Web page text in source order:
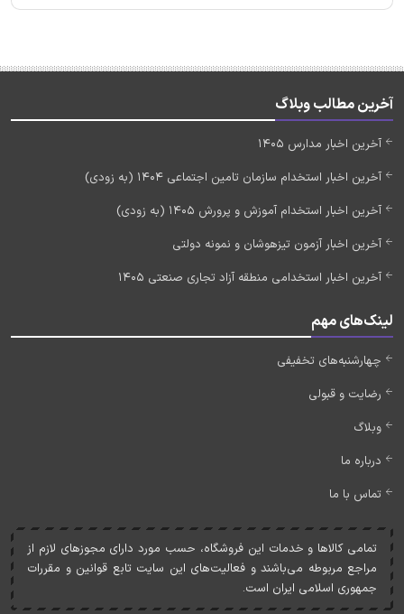
آخرین مطالب وبلاگ
آخرین اخبار مدارس 1405
آخرین اخبار استخدام سازمان تامین اجتماعی 1404 (به زودی)
آخرین اخبار استخدام آموزش و پرورش 1405 (به زودی)
آخرین اخبار آزمون تیزهوشان و نمونه دولتی
آخرین اخبار استخدامی منطقه آزاد تجاری صنعتی 1405
لینک‌های مهم
چهارشنبه‌های تخفیفی
رضایت و قبولی
وبلاگ
درباره ما
تماس با ما
تمامی کالاها و خدمات اين فروشگاه، حسب مورد دارای مجوزهای لازم از
مراجع مربوطه می‌باشند و فعاليت‌های اين سايت تابع قوانين و مقررات
جمهوری اسلامی ايران است.